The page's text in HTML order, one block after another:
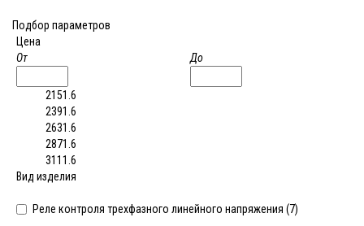
Подбор параметров
Цена
От
До
2151.6
2391.6
2631.6
2871.6
3111.6
Вид изделия
Реле контроля трехфазного линейного напряжения (7)